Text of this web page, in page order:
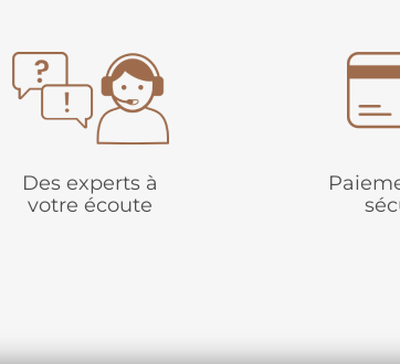
Des experts à
votre écoute